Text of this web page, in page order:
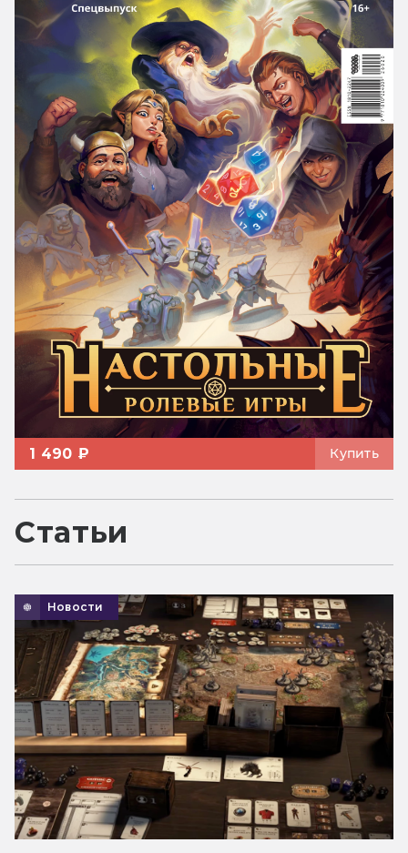
1 490 ₽ Купить
Статьи
Новости